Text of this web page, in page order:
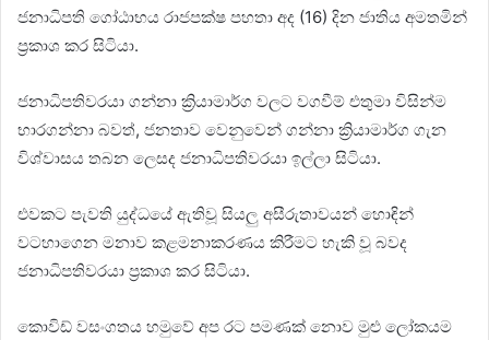
ජනාධිපති ගෝඨාභය රාජපක්ෂ පහතා අද (16) දින ජාතිය අමතමින්
ප්‍රකාශ කර සිටියා.
ජනාධිපතිවරයා ගන්නා ක්‍රියාමාර්ග වලට වගවීම් එතුමා විසින්ම
භාරගන්නා බවත්, ජනතාව වෙනුවෙන් ගන්නා ක්‍රියාමාර්ග ගැන
විශ්වාසය තබන ලෙසද ජනාධිපතිවරයා ඉල්ලා සිටියා.
එවකට පැවති යුද්ධයේ ඇතිවූ සියලු අසීරුතාවයන් හොඳින්
වටහාගෙන මනාව කළමනාකරණය කිරීමට හැකි වූ බවද
ජනාධිපතිවරයා ප්‍රකාශ කර සිටියා.
කොවිඩ් වසංගතය හමුවේ අප රට පමණක් නොව මුළු ලෝකයම